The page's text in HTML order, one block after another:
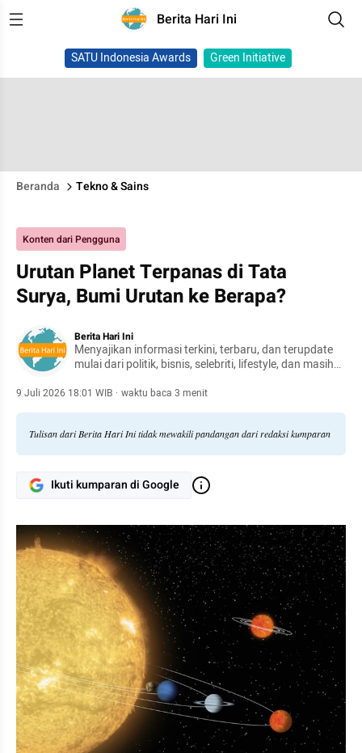
Berita Hari Ini
SATU Indonesia Awards Green Initiative
Beranda Tekno & Sains
Konten dari Pengguna
Urutan Planet Terpanas di Tata
Surya, Bumi Urutan ke Berapa?
Berita Hari Ini
Menyajikan informasi terkini, terbaru, dan terupdate
mulai dari politik, bisnis, selebriti, lifestyle, dan masih
9 Juli 2026 18:01 WIB · waktu baca 3 menit
Tulisan dari Berita Hari Ini tidak mewakili pandangan dari redaksi kumparan
Ikuti kumparan di Google